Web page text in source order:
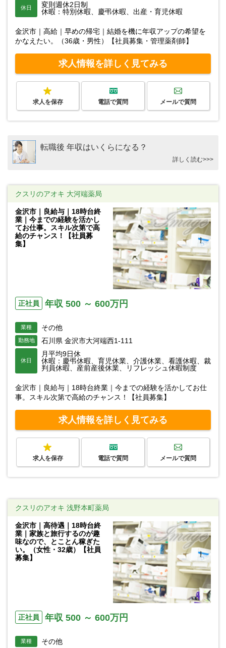
休日
変則週休2日制
休暇：特別休暇、慶弔休暇、出産・育児休暇
金沢市｜高給｜早めの帰宅｜結婚を機に年収アップの希望を
かなえたい。（36歳・男性）【社員募集・管理薬剤師】
求人情報を詳しく見てみる
求人を保存 電話で質問 メールで質問
転職後 年収はいくらになる？
詳しく読む>>>
クスリのアオキ 大河端薬局
金沢市｜良給与｜18時台終
業｜今までの経験を活かし
てお仕事。スキル次第で高
給のチャンス！【社員募
集】
正社員 年収 500 ～ 600万円
業種 その他
勤務地 石川県 金沢市大河端西1-111
休日
月平均9日休
休暇：慶弔休暇、育児休業、介護休業、看護休暇、裁
判員休暇、産前産後休業、リフレッシュ休暇制度
金沢市｜良給与｜18時台終業｜今までの経験を活かしてお仕
事。スキル次第で高給のチャンス！【社員募集】
求人情報を詳しく見てみる
求人を保存 電話で質問 メールで質問
クスリのアオキ 浅野本町薬局
金沢市｜高待遇｜18時台終
業｜家族と旅行するのが趣
味なので、とことん稼ぎた
い。（女性・32歳）【社員
募集】
正社員 年収 500 ～ 600万円
業種 その他